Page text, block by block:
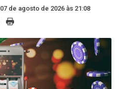
07 de agosto de 2026 às 21:08